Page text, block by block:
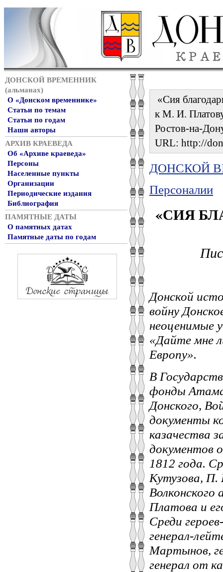
ДОНСКОЙ ВРЕМЕННИК
(альманах)
О «Донском временнике»
Статьи по темам
Статьи по годам
Наши авторы
АРХИВ КРАЕВЕДА
Об «Архиве краеведа»
Персоны
Населенные пункты
Организации
Периодические издания
Библиография
ПАМЯТНЫЕ ДАТЫ
О памятных датах
Памятные даты по годам
«Сия
к М. И.
Ростов-на-
URL: http://
ДОНСКОЙ
Персоналии
«СИЯ
Донской
войну
неоценимые
«Дайте мне
Европу».
В
фонды
Донского,
документы
казачества
документов
1812 года.
Кутузова,
Платова и
Среди
генерал-
Мартынов,
генерал от